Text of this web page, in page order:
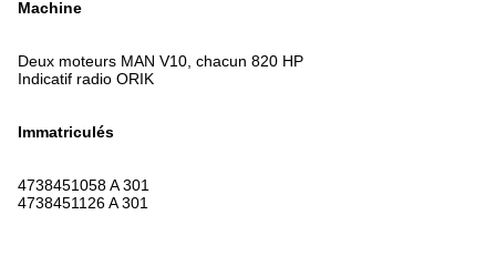
Machine
Deux moteurs MAN V10, chacun 820 HP
Indicatif radio ORIK
Immatriculés
4738451058 A 301
4738451126 A 301